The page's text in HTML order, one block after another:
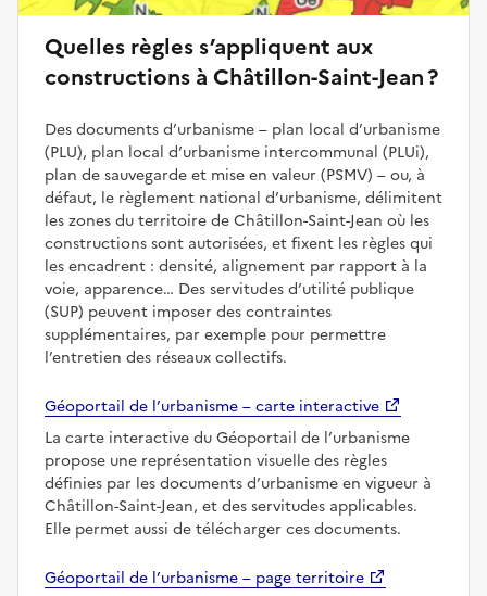
Quelles règles s’appliquent aux
constructions à Châtillon-Saint-Jean ?
Des documents d’urbanisme – plan local d’urbanisme
(PLU), plan local d’urbanisme intercommunal (PLUi),
plan de sauvegarde et mise en valeur (PSMV) – ou, à
défaut, le règlement national d’urbanisme, délimitent
les zones du territoire de Châtillon-Saint-Jean où les
constructions sont autorisées, et fixent les règles qui
les encadrent : densité, alignement par rapport à la
voie, apparence… Des servitudes d’utilité publique
(SUP) peuvent imposer des contraintes
supplémentaires, par exemple pour permettre
l’entretien des réseaux collectifs.
Géoportail de l’urbanisme – carte interactive
La carte interactive du Géoportail de l’urbanisme
propose une représentation visuelle des règles
définies par les documents d’urbanisme en vigueur à
Châtillon-Saint-Jean, et des servitudes applicables.
Elle permet aussi de télécharger ces documents.
Géoportail de l’urbanisme – page territoire